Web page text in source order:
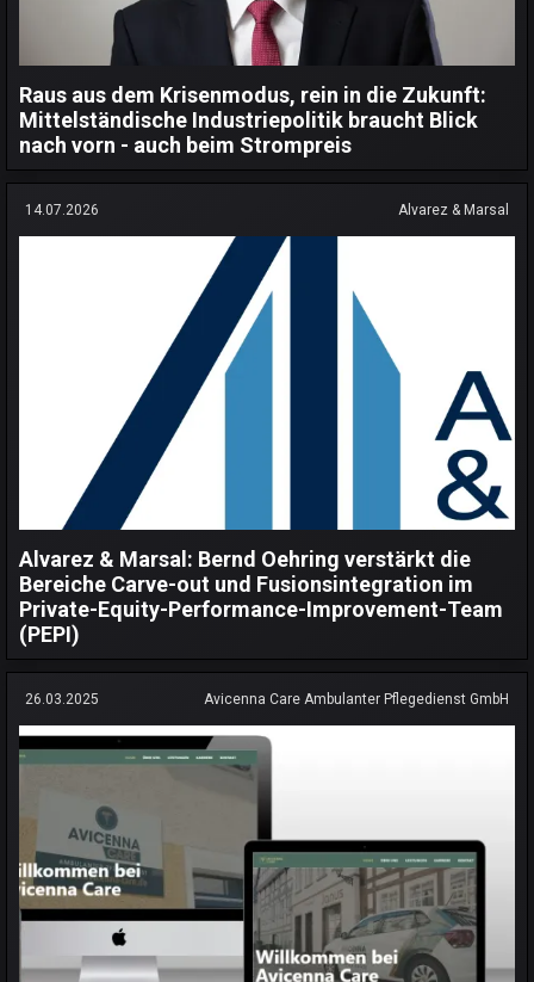
Raus aus dem Krisenmodus, rein in die Zukunft:
Mittelständische Industriepolitik braucht Blick
nach vorn - auch beim Strompreis
14.07.2026 Alvarez & Marsal
Alvarez & Marsal: Bernd Oehring verstärkt die
Bereiche Carve-out und Fusionsintegration im
Private-Equity-Performance-Improvement-Team
(PEPI)
26.03.2025 Avicenna Care Ambulanter Pflegedienst GmbH